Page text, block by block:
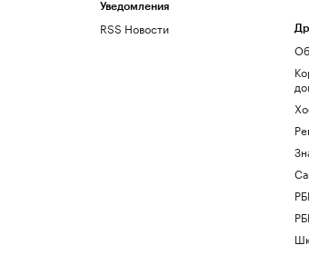
Уведомления
RSS Новости